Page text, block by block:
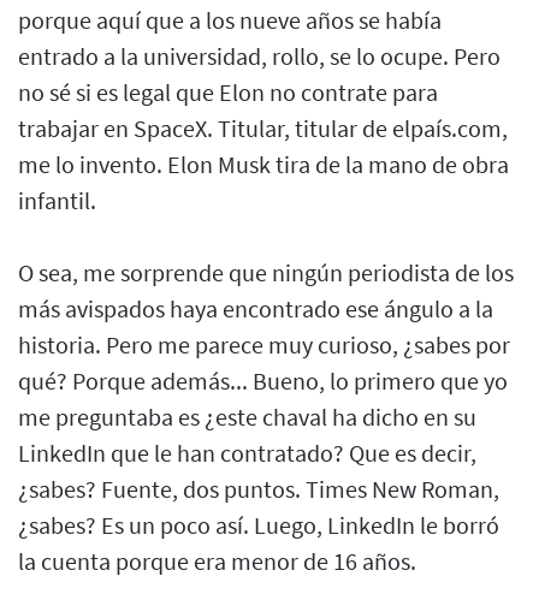
porque aquí que a los nueve años se había
entrado a la universidad, rollo, se lo ocupe. Pero
no sé si es legal que Elon no contrate para
trabajar en SpaceX. Titular, titular de elpaís.com,
me lo invento. Elon Musk tira de la mano de obra
infantil.
O sea, me sorprende que ningún periodista de los
más avispados haya encontrado ese ángulo a la
historia. Pero me parece muy curioso, ¿sabes por
qué? Porque además... Bueno, lo primero que yo
me preguntaba es ¿este chaval ha dicho en su
LinkedIn que le han contratado? Que es decir,
¿sabes? Fuente, dos puntos. Times New Roman,
¿sabes? Es un poco así. Luego, LinkedIn le borró
la cuenta porque era menor de 16 años.